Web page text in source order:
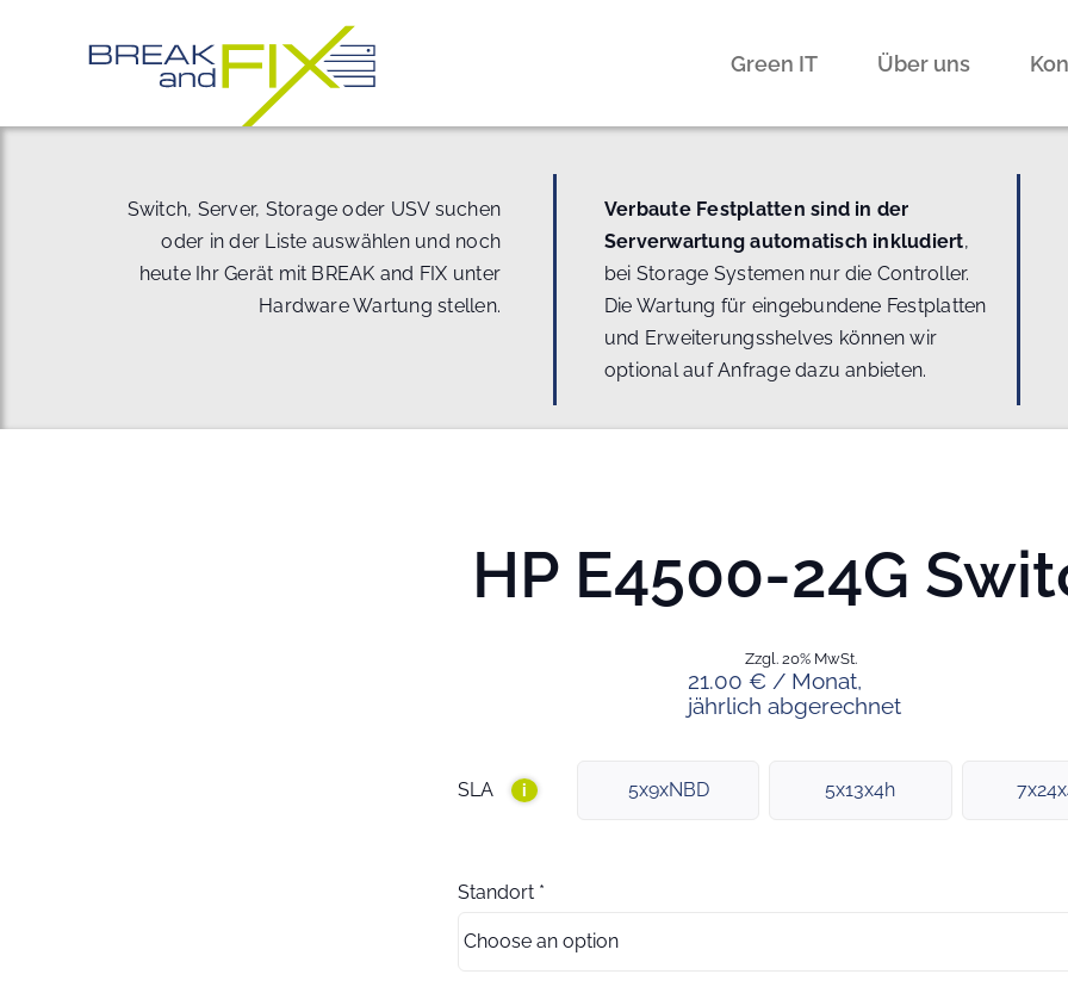
Green IT Über uns
Switch, Server, Storage oder USV suchen
oder in der Liste auswählen und noch
heute Ihr Gerät mit BREAK and FIX unter
Hardware Wartung stellen.
Verbaute Festplatten sind in der
Serverwartung automatisch inkludiert,
bei Storage Systemen nur die Controller.
Die Wartung für eingebundene Festplatten
und Erweiterungsshelves können wir
optional auf Anfrage dazu anbieten.
HP E4500-24G
21.00 € / Monat,
jährlich abgerechnet
Zzgl. 20% MwSt.
SLA i 5x9xNBD 5x13x4h
Standort *